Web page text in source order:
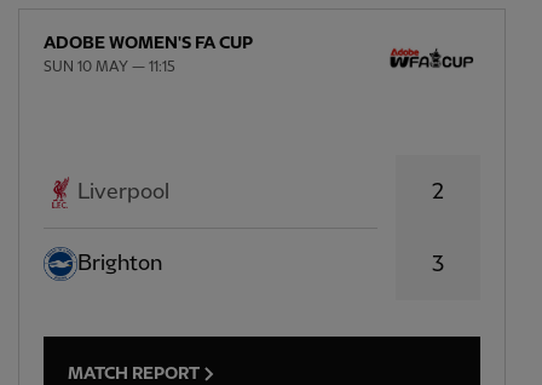
ADOBE WOMEN'S FA CUP
SUN 10 MAY — 11:15
Liverpool
Brighton
2
3
MATCH REPORT